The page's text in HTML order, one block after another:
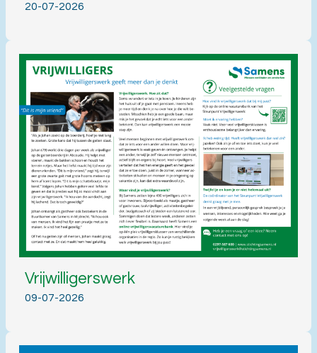
20-07-2026
Vrijwilligerswerk
09-07-2026